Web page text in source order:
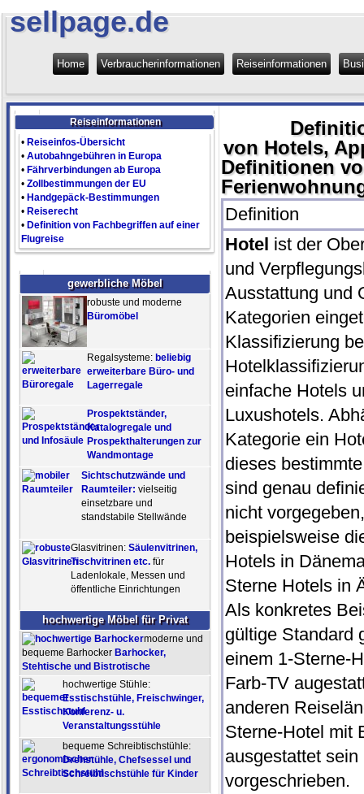
Reiseinformationen
• Reiseinfos-Übersicht
• Autobahngebühren in Europa
• Fährverbindungen ab Europa
• Zollbestimmungen der EU
• Handgepäck-Bestimmungen
• Reiserecht
• Definition von Fachbegriffen auf einer
Flugreise
gewerbliche Möbel
robuste und moderne
Büromöbel
Regalsysteme: beliebig
erweiterbare Büro- und
Lagerregale
Prospektständer,
Katalogregale und
Prospekthalterungen zur
Wandmontage
Sichtschutzwände und
Raumteiler: vielseitig
einsetzbare und
standstabile Stellwände
Glasvitrinen: Säulenvitrinen,
Tischvitrinen etc.für
Ladenlokale, Messen und
öffentliche Einrichtungen
hochwertige Möbel für Privat
moderne und
bequeme Barhocker Barhocker,
Stehtische und Bistrotische
hochwertige Stühle:
Esstischstühle, Freischwinger,
Konferenz- u.
Veranstaltungsstühle
bequeme Schreibtischstühle:
Drehstühle, Chefsessel und
Schreibtischstühle für Kinder
von Hotels,
Definitionen
Definition
Hotel ist der
und
Ausstattung und
Kategorien
Klassifizierung
einfache Hotels
Luxushotels.
Kategorie ein
dieses
sind genau
nicht
beispielsweise
Hotels in
Sterne Hotels in
Als konkretes
gültige Standard
einem 1-Sterne-
Farb-TV
anderen
Sterne-Hotel mit
ausgestattet
vorgeschrieben.
sellpage.de
Home Verbraucherinformationen Reiseinformationen